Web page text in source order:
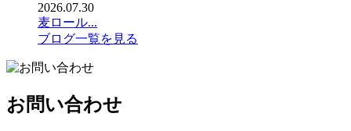
2026.07.30
麦ロール...
ブログ一覧を見る
お問い合わせ